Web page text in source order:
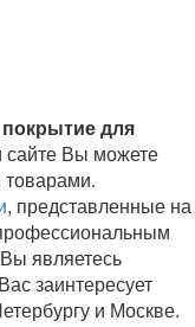
покрытие для
сайте Вы можете
товарами.
, представленные на
являетесь
заинтересует
и Москве.